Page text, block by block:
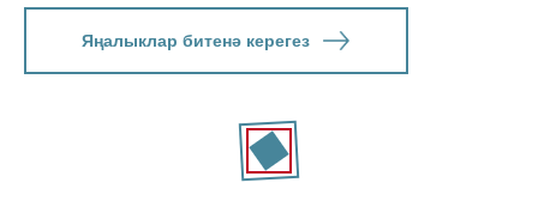
Яңалыклар битенә керегез